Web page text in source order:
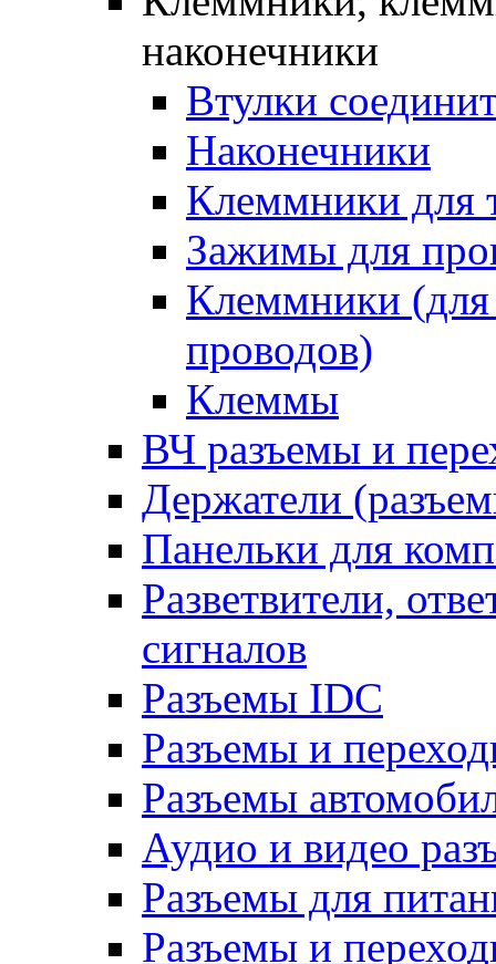
наконечники
Втулки
Наконечники
Клеммники для
Зажимы для
Клеммники (для
проводов)
Клеммы
ВЧ разъемы и
Держатели
Панельки для
Разветвители,
сигналов
Разъемы IDC
Разъемы и
Разъемы
Аудио и видео
Разъемы для
Разъемы и